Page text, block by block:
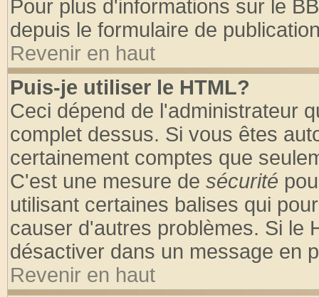
Pour plus d'informations sur le
depuis le formulaire de
Revenir en haut
Puis-je utiliser le HTML?
Ceci dépend de l'administrateur
complet dessus. Si vous êtes
certainement comptes que
C'est une mesure de sécurité
utilisant certaines balises qui
causer d'autres problèmes. Si le
désactiver dans un message en
Revenir en haut